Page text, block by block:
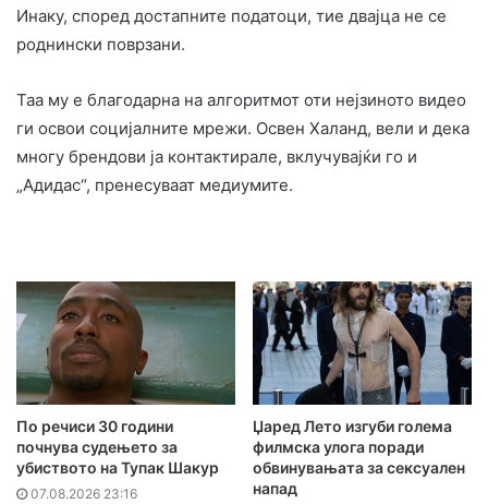
Инаку, според достапните податоци, тие двајца не се
роднински поврзани.
Таа му е благодарна на алгоритмот оти нејзиното видео
ги освои социјалните мрежи. Освен Халанд, вели и дека
многу брендови ја контактирале, вклучувајќи го и
„Адидас“, пренесуваат медиумите.
По речиси 30 години
почнува судењето за
убиството на Тупак Шакур
07.08.2026 23:16
Џаред Лето изгуби голема
филмска улога поради
обвинувањата за сексуален
напад